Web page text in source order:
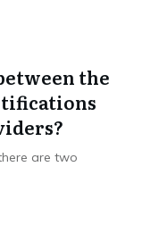
the
are two